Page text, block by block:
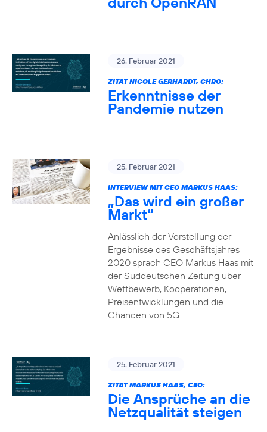
26. Februar 2021
ZITAT NICOLE GERHARDT, CHRO:
Erkenntnisse der
Pandemie nutzen
25. Februar 2021
INTERVIEW MIT CEO MARKUS HAAS:
„Das wird ein großer
Markt“
Anlässlich der Vorstellung der
Ergebnisse des Geschäftsjahres
2020 sprach CEO Markus Haas mit
der Süddeutschen Zeitung über
Wettbewerb, Kooperationen,
Preisentwicklungen und die
Chancen von 5G.
25. Februar 2021
ZITAT MARKUS HAAS, CEO:
Die Ansprüche an die
Netzqualität steigen